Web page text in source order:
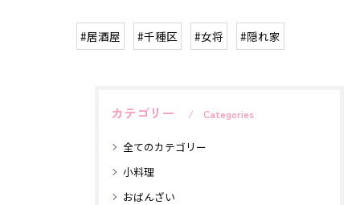
#居酒屋 #千種区 #女将 #隠れ家
カテゴリー Categories
全てのカテゴリー
小料理
おばんざい